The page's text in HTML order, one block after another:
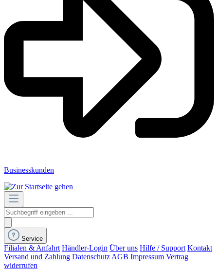
Businesskunden
Service
Filialen & Anfahrt Händler-Login Über uns Hilfe / Support Kontakt
Versand und Zahlung Datenschutz AGB Impressum Vertrag
widerrufen